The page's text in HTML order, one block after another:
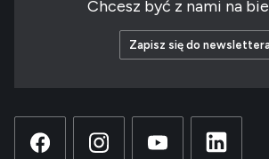
Chcesz być z nami na
Zapisz się do